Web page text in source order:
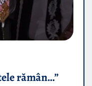
rămân…”